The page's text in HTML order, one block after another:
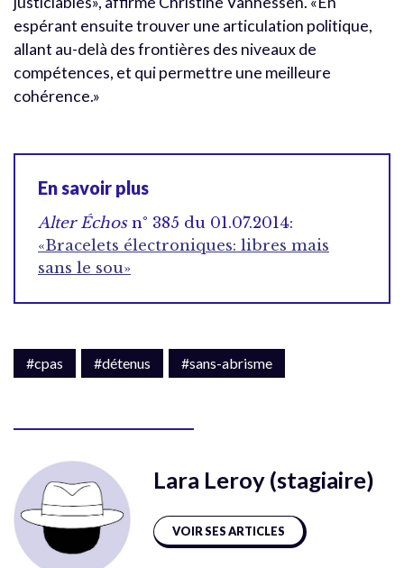
espérant ensuite trouver une articulation politique,
allant au-delà des frontières des niveaux de
compétences, et qui permettre une meilleure
cohérence.»
En savoir plus
Alter Échosn° 385 du 01.07.2014:
«Bracelets électroniques: libres mais
sans le sou»
#cpas #détenus #sans-abrisme
Lara Leroy (stagiaire)
VOIR SES ARTICLES